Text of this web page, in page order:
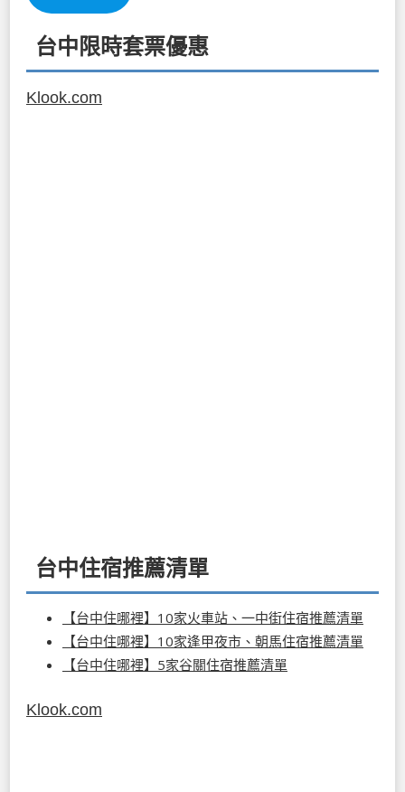
台中限時套票優惠
Klook.com
台中住宿推薦清單
【台中住哪裡】10家火車站、一中街住宿推薦清單
【台中住哪裡】10家逢甲夜市、朝馬住宿推薦清單
【台中住哪裡】5家谷關住宿推薦清單
Klook.com